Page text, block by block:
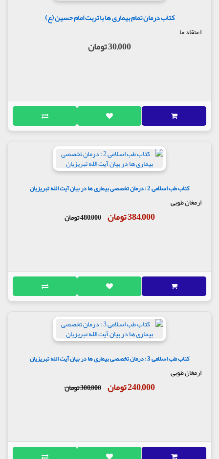
کتاب درمان تمام بیماری ها با تربت امام حسین (ع)
اعتقاد ما
30,000 تومان
کتاب طب اسلامی 2 : درمان تخصصی بیماری ها در بیان آیت الله تبریزیان
ارمغان طوبی
384,000 تومان 480,000 تومان
کتاب طب اسلامی 3 : درمان تخصصی بیماری ها در بیان آیت الله تبریزیان
ارمغان طوبی
240,000 تومان 300,000 تومان